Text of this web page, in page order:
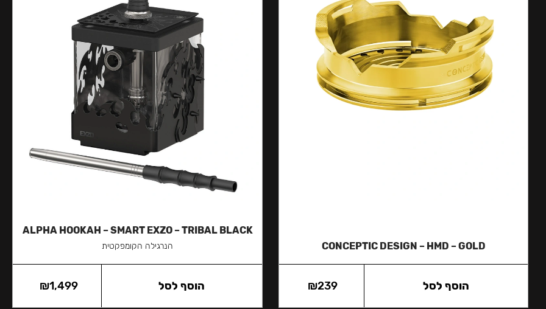
CONCEPTIC DESIGN – HMD – GOLD
₪239 הוסף לסל
ALPHA HOOKAH – SMART EXZO – TRIBAL BLACK
הנרגילה הקומפקטית
₪1,499 הוסף לסל